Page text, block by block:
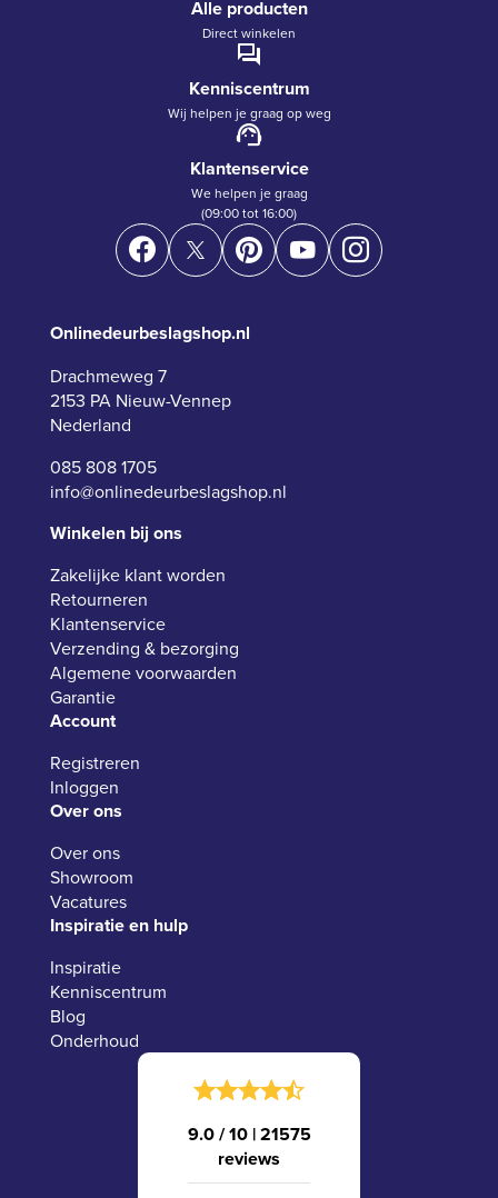
Alle producten
Direct winkelen
Kenniscentrum
Wij helpen je graag op weg
Klantenservice
We helpen je graag
(09:00 tot 16:00)
Onlinedeurbeslagshop.nl
Drachmeweg 7
2153 PA Nieuw-Vennep
Nederland
085 808 1705
info@onlinedeurbeslagshop.nl
Winkelen bij ons
Zakelijke klant worden
Retourneren
Klantenservice
Verzending & bezorging
Algemene voorwaarden
Garantie
Account
Registreren
Inloggen
Over ons
Over ons
Showroom
Vacatures
Inspiratie en hulp
Inspiratie
Kenniscentrum
Blog
Onderhoud
9.0 / 10 |21575
reviews